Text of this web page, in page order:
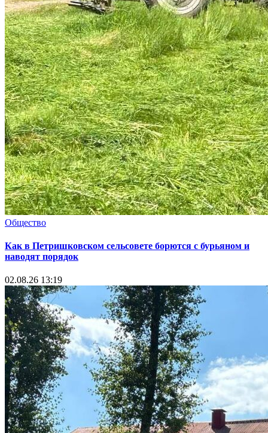
Общество
Как в Петришковском сельсовете борются с бурьяном и
наводят порядок
02.08.26 13:19